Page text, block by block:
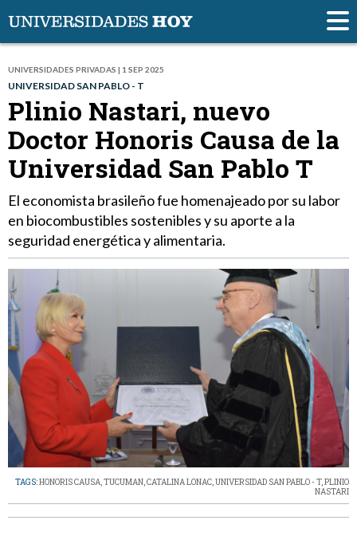
UNIVERSIDADES PRIVADAS | 1 SEP 2025
UNIVERSIDAD SAN PABLO - T
Plinio Nastari, nuevo
Doctor Honoris Causa de la
Universidad San Pablo T
El economista brasileño fue homenajeado por su labor
en biocombustibles sostenibles y su aporte a la
seguridad energética y alimentaria.
TAGS:HONORIS CAUSA,TUCUMAN,CATALINA LONAC,UNIVERSIDAD SAN PABLO - T,PLINIO
NASTARI